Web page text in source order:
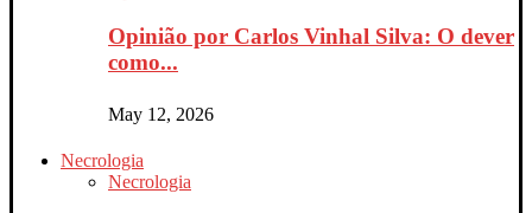
Opinião por Carlos Vinhal Silva: O dever
como...
May 12, 2026
Necrologia
Necrologia